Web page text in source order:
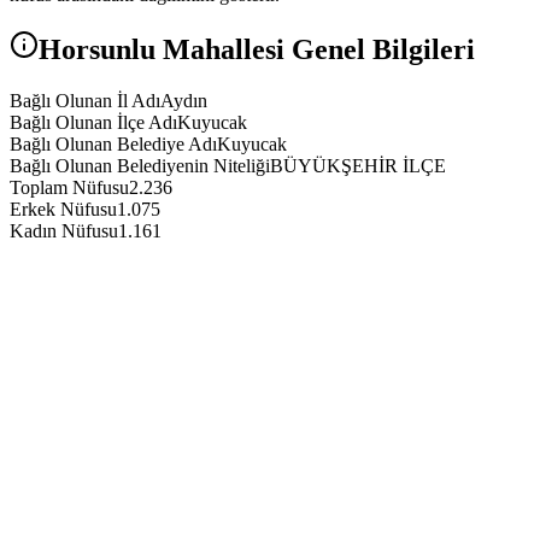
Horsunlu Mahallesi Genel Bilgileri
Bağlı Olunan İl AdıAydın
Bağlı Olunan İlçe AdıKuyucak
Bağlı Olunan Belediye AdıKuyucak
Bağlı Olunan Belediyenin NiteliğiBÜYÜKŞEHİR İLÇE
Toplam Nüfusu2.236
Erkek Nüfusu1.075
Kadın Nüfusu1.161